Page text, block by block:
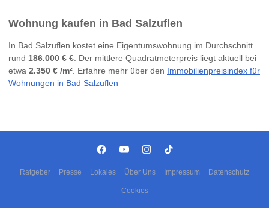
Wohnung kaufen in Bad Salzuflen
In Bad Salzuflen kostet eine Eigentumswohnung im Durchschnitt
rund 186.000 € €. Der mittlere Quadratmeterpreis liegt aktuell bei
etwa 2.350 € /m². Erfahre mehr über den Immobilienpreisindex für
Wohnungen in Bad Salzuflen
Ratgeber Presse Lokales Über Uns Impressum Datenschutz
Cookies